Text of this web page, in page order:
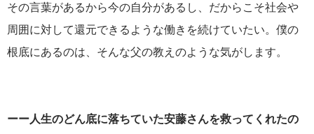
その言葉があるから今の自分があるし、だからこそ社会や
周囲に対して還元できるような働きを続けていたい。僕の
根底にあるのは、そんな父の教えのような気がします。
ーー人生のどん底に落ちていた安藤さんを救ってくれたの